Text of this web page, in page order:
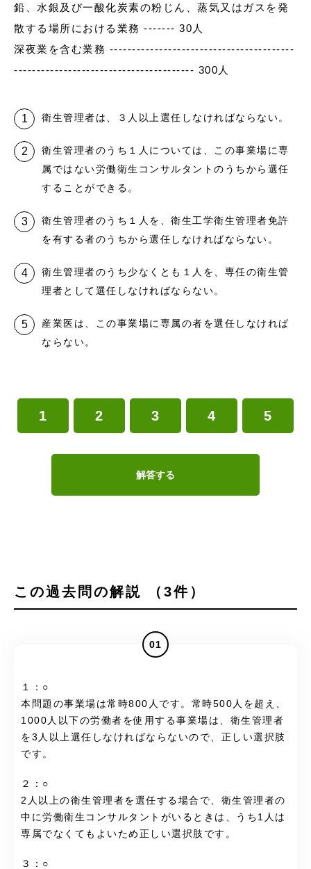
鉛、水銀及び一酸化炭素の粉じん、蒸気又はガスを発
散する場所における業務 ------- 30人
深夜業を含む業務 -----------------------------------------
---------------------------------------- 300人
衛生管理者は、３人以上選任しなければならない。
衛生管理者のうち１人については、この事業場に専
属ではない労働衛生コンサルタントのうちから選任
することができる。
衛生管理者のうち１人を、衛生工学衛生管理者免許
を有する者のうちから選任しなければならない。
衛生管理者のうち少なくとも１人を、専任の衛生管
理者として選任しなければならない。
産業医は、この事業場に専属の者を選任しなければ
ならない。
1 2 3 4 5
解答する
この過去問の解説 （3件）
01
１：○
本問題の事業場は常時800人です。常時500人を超え、
1000人以下の労働者を使用する事業場は、衛生管理者
を3人以上選任しなければならないので、正しい選択肢
です。
２：○
2人以上の衛生管理者を選任する場合で、衛生管理者の
中に労働衛生コンサルタントがいるときは、うち1人は
専属でなくてもよいため正しい選択肢です。
３：○